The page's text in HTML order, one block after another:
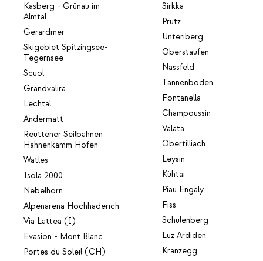
Kasberg - Grünau im
Almtal
Gerardmer
Skigebiet Spitzingsee-
Tegernsee
Scuol
Grandvalira
Lechtal
Andermatt
Reuttener Seilbahnen
Hahnenkamm Höfen
Watles
Isola 2000
Nebelhorn
Alpenarena Hochhäderich
Via Lattea (I)
Evasion - Mont Blanc
Portes du Soleil (CH)
Sirkka
Prutz
Unteriberg
Oberstaufen
Nassfeld
Tannenboden
Fontanella
Champoussin
Valata
Obertilliach
Leysin
Kühtai
Piau Engaly
Fiss
Schulenberg
Luz Ardiden
Kranzegg